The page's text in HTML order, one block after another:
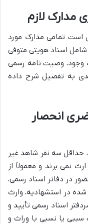
است تمامی مدارک مورد
شامل اسناد هویتی متوفی
وجود، وصیت نامه رسمی
به تفصیل شرح داده
انحصار
سه نفر شاهد غیر
نمی برند و معمولاً از
در دفاتر اسناد رسمی،
در استشهادیه، وارث
اسناد رسمی تأیید و
یا نسبی با وراث و